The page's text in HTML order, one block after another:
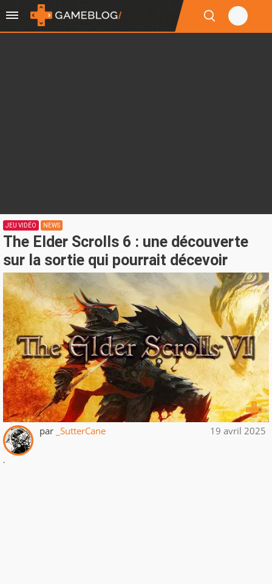
JEU VIDÉO NEWS
The Elder Scrolls 6 : une découverte
sur la sortie qui pourrait décevoir
par _SutterCane 19 avril 2025
.